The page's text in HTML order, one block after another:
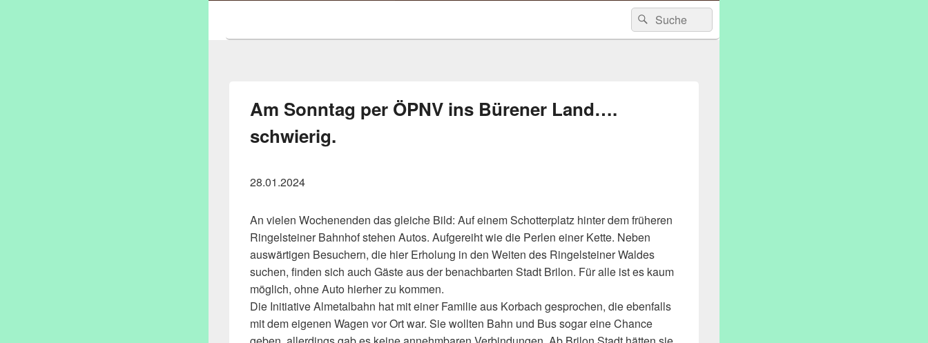
Suche
nach:
Suchen
Am Sonntag per ÖPNV ins Bürener Land….
schwierig.
28.01.2024
An vielen Wochenenden das gleiche Bild: Auf einem Schotterplatz hinter dem früheren
Ringelsteiner Bahnhof stehen Autos. Aufgereiht wie die Perlen einer Kette. Neben
auswärtigen Besuchern, die hier Erholung in den Weiten des Ringelsteiner Waldes
suchen, finden sich auch Gäste aus der benachbarten Stadt Brilon. Für alle ist es kaum
möglich, ohne Auto hierher zu kommen.
Die Initiative Almetalbahn hat mit einer Familie aus Korbach gesprochen, die ebenfalls
mit dem eigenen Wagen vor Ort war. Sie wollten Bahn und Bus sogar eine Chance